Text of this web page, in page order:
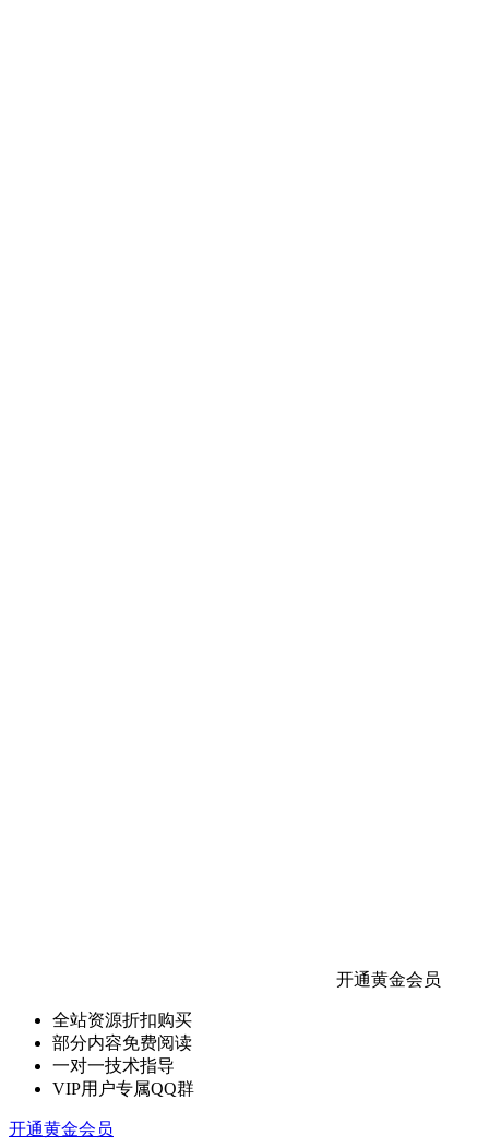
开通黄金会员
全站资源折扣购买
部分内容免费阅读
一对一技术指导
VIP用户专属QQ群
开通黄金会员